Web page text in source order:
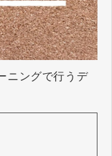
ニングで行うデ